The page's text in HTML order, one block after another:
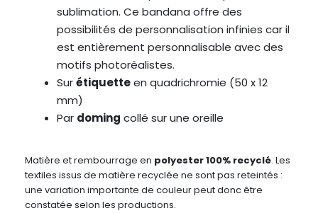
sublimation. Ce bandana offre des
possibilités de personnalisation infinies car il
est entièrement personnalisable avec des
motifs photoréalistes.
Surétiquetteen quadrichromie (50 x 12
mm)
Par doming collé sur une oreille
Matière et rembourrage en polyester 100% recyclé. Les
textiles issus de matière recyclée ne sont pas reteintés :
une variation importante de couleur peut donc être
constatée selon les productions.